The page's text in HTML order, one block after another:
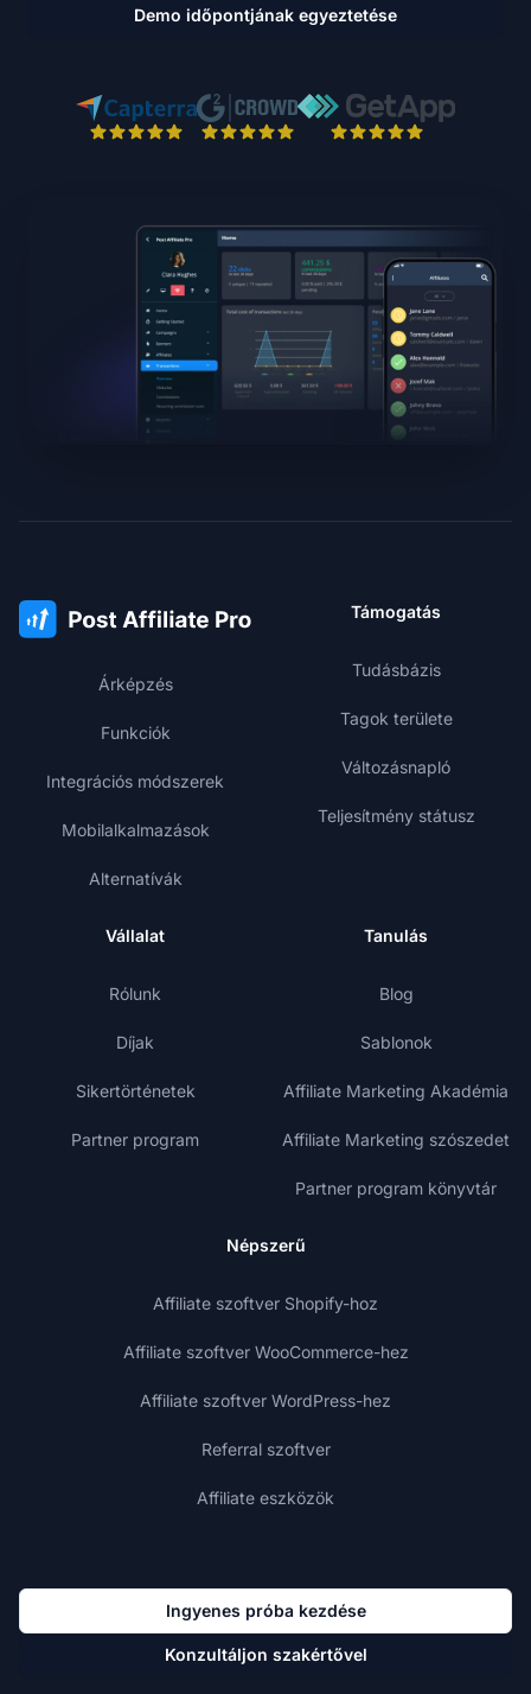
Demo időpontjának egyeztetése
Árképzés
Funkciók
Integrációs módszerek
Mobilalkalmazások
Alternatívák
Támogatás
Tudásbázis
Tagok területe
Változásnapló
Teljesítmény státusz
Vállalat
Rólunk
Díjak
Sikertörténetek
Partner program
Tanulás
Blog
Sablonok
Affiliate Marketing Akadémia
Affiliate Marketing szószedet
Partner program könyvtár
Népszerű
Affiliate szoftver Shopify-hoz
Affiliate szoftver WooCommerce-hez
Affiliate szoftver WordPress-hez
Referral szoftver
Affiliate eszközök
Ingyenes próba kezdése
Konzultáljon szakértővel